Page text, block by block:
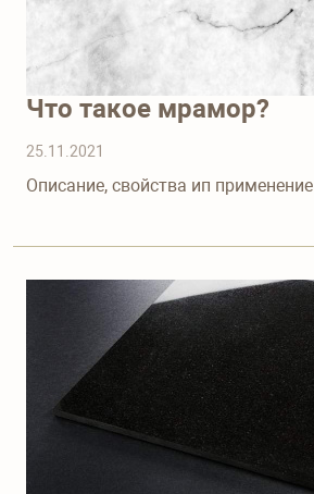
Что такое мрамор?
25.11.2021
Описание, свойства ип применение